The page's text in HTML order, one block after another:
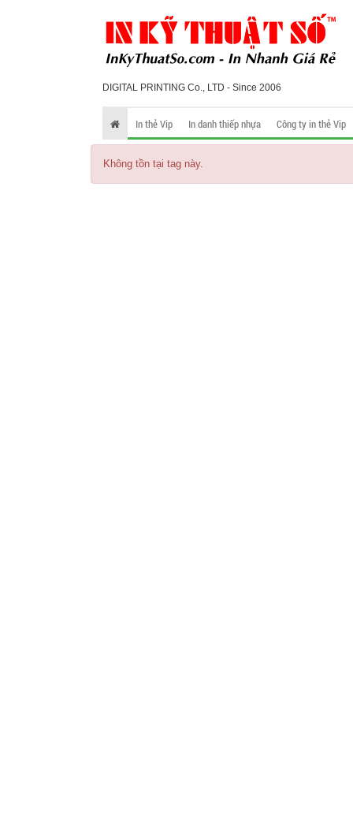
DIGITAL PRINTING Co., LTD - Since 2006
In thẻ Vip In danh thiếp nhựa Công ty in thẻ Vip
Không tồn tại tag này.